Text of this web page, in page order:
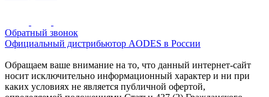
Обратный звонок
Официальный дистрибьютор AODES в России
Обращаем ваше внимание на то, что данный интернет-сайт
носит исключительно информационный характер и ни при
каких условиях не является публичной офертой,